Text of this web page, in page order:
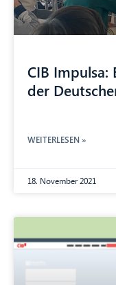
CIB
der
WEITERLESEN »
18. November 2021